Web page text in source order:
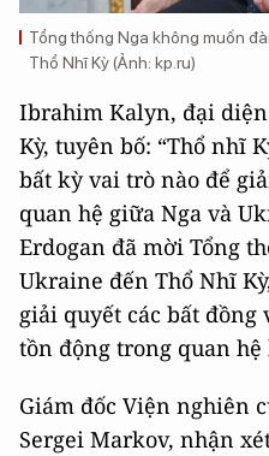
Tổng thống Nga không muốn
Thổ Nhĩ Kỳ (Ảnh: kp.ru)
Ibrahim Kalyn, đại
Kỳ, tuyên bố: “Thổ nhĩ
bất kỳ vai trò nào để
quan hệ giữa Nga và
Erdogan đã mời Tổng
Ukraine đến Thổ Nhĩ
giải quyết các bất đồng
tồn động trong quan hệ
Giám đốc Viện nghiên
Sergei Markov, nhận